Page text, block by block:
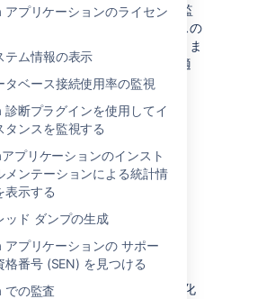
アプリケーションのライセン
テム情報の表示
タベース接続使用率の監視
診断プラグインを使用してイ
タンスを監視する
プリケーションのインスト
メンテーションによる統計情
表示する
ッド ダンプの生成
アプリケーションの サポー
格番号 (SEN) を見つける
での監査
リソースの消費量をより簡単に監
デックス関連のパフォーマンスの
したりできるようになりま
り、マシン リソースの保持 / 最適
て、より優れた判断を行えます。
可能な JMX メトリックの詳細
性名 説明
計測時間における
パーセンタイルの
値 (中央値)。
計測時間における
って収集されるメ
は、Jira が収集するメトリック
します。これらはすべて、
プロパティにグループ化